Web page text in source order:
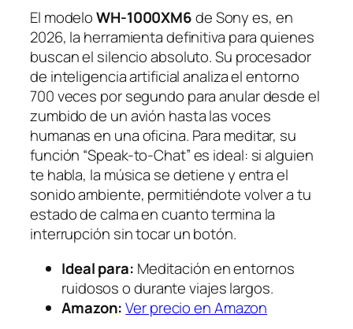
El modeloWH-1000XM6de Sony es, en
2026, la herramienta definitiva para quienes
buscan el silencio absoluto. Su procesador
de inteligencia artificial analiza el entorno
700 veces por segundo para anular desde el
zumbido de un avión hasta las voces
humanas en una oficina. Para meditar, su
función “Speak-to-Chat” es ideal: si alguien
te habla, la música se detiene y entra el
sonido ambiente, permitiéndote volver a tu
estado de calma en cuanto termina la
interrupción sin tocar un botón.
Ideal para: Meditación en entornos
ruidosos o durante viajes largos.
Amazon: Ver precio en Amazon